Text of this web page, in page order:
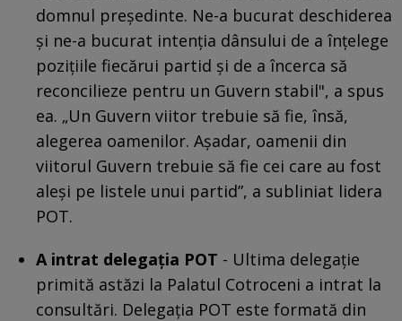
domnul președinte. Ne-a bucurat deschiderea
și ne-a bucurat intenția dânsului de a înțelege
pozițiile fiecărui partid și de a încerca să
reconcilieze pentru un Guvern stabil", a spus
ea. „Un Guvern viitor trebuie să fie, însă,
alegerea oamenilor. Așadar, oamenii din
viitorul Guvern trebuie să fie cei care au fost
aleși pe listele unui partid”, a subliniat lidera
POT.
A intrat delegația POT - Ultima delegație
primită astăzi la Palatul Cotroceni a intrat la
consultări. Delegația POT este formată din